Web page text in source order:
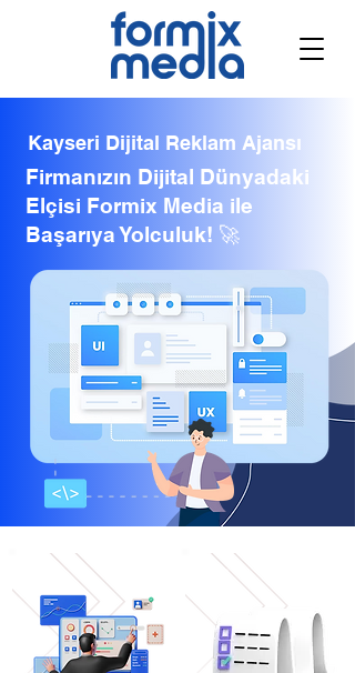
Kayseri Dijital Reklam Ajansı
Firmanızın Dijital Dünyadaki
Elçisi Formix Media ile
Başarıya Yolculuk! 🚀